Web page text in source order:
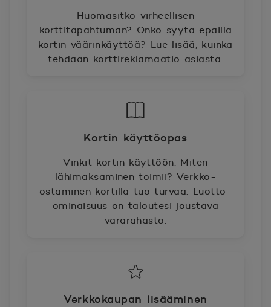
Huomasitko virheellisen
korttitapahtuman? Onko syytä epäillä
kortin väärinkäyttöä? Lue lisää, kuinka
tehdään korttireklamaatio asiasta.
Kortin käyttöopas
Vinkit kortin käyttöön. Miten
lähimaksaminen toimii? Verkko-
ostaminen kortilla tuo turvaa. Luotto-
ominaisuus on taloutesi joustava
vararahasto.
Verkkokaupan lisääminen